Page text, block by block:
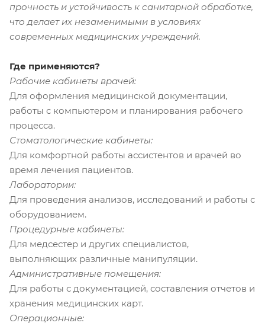
прочность и устойчивость к санитарной обработке,
что делает их незаменимыми в условиях
современных медицинских учреждений.
Где применяются?
Рабочие кабинеты врачей:
Для оформления медицинской документации,
работы с компьютером и планирования рабочего
процесса.
Стоматологические кабинеты:
Для комфортной работы ассистентов и врачей во
время лечения пациентов.
Лаборатории:
Для проведения анализов, исследований и работы с
оборудованием.
Процедурные кабинеты:
Для медсестер и других специалистов,
выполняющих различные манипуляции.
Административные помещения:
Для работы с документацией, составления отчетов и
хранения медицинских карт.
Операционные: